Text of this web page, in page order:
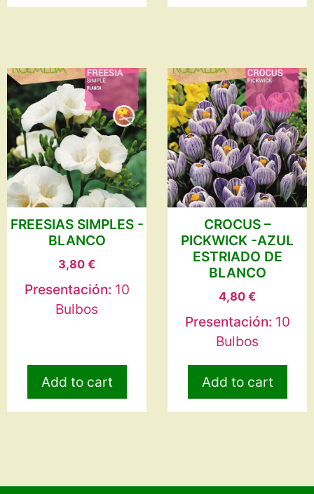
FREESIAS SIMPLES -
BLANCO
3,80 €
Presentación: 10
Bulbos
Add to cart
CROCUS –
PICKWICK -AZUL
ESTRIADO DE
BLANCO
4,80 €
Presentación: 10
Bulbos
Add to cart